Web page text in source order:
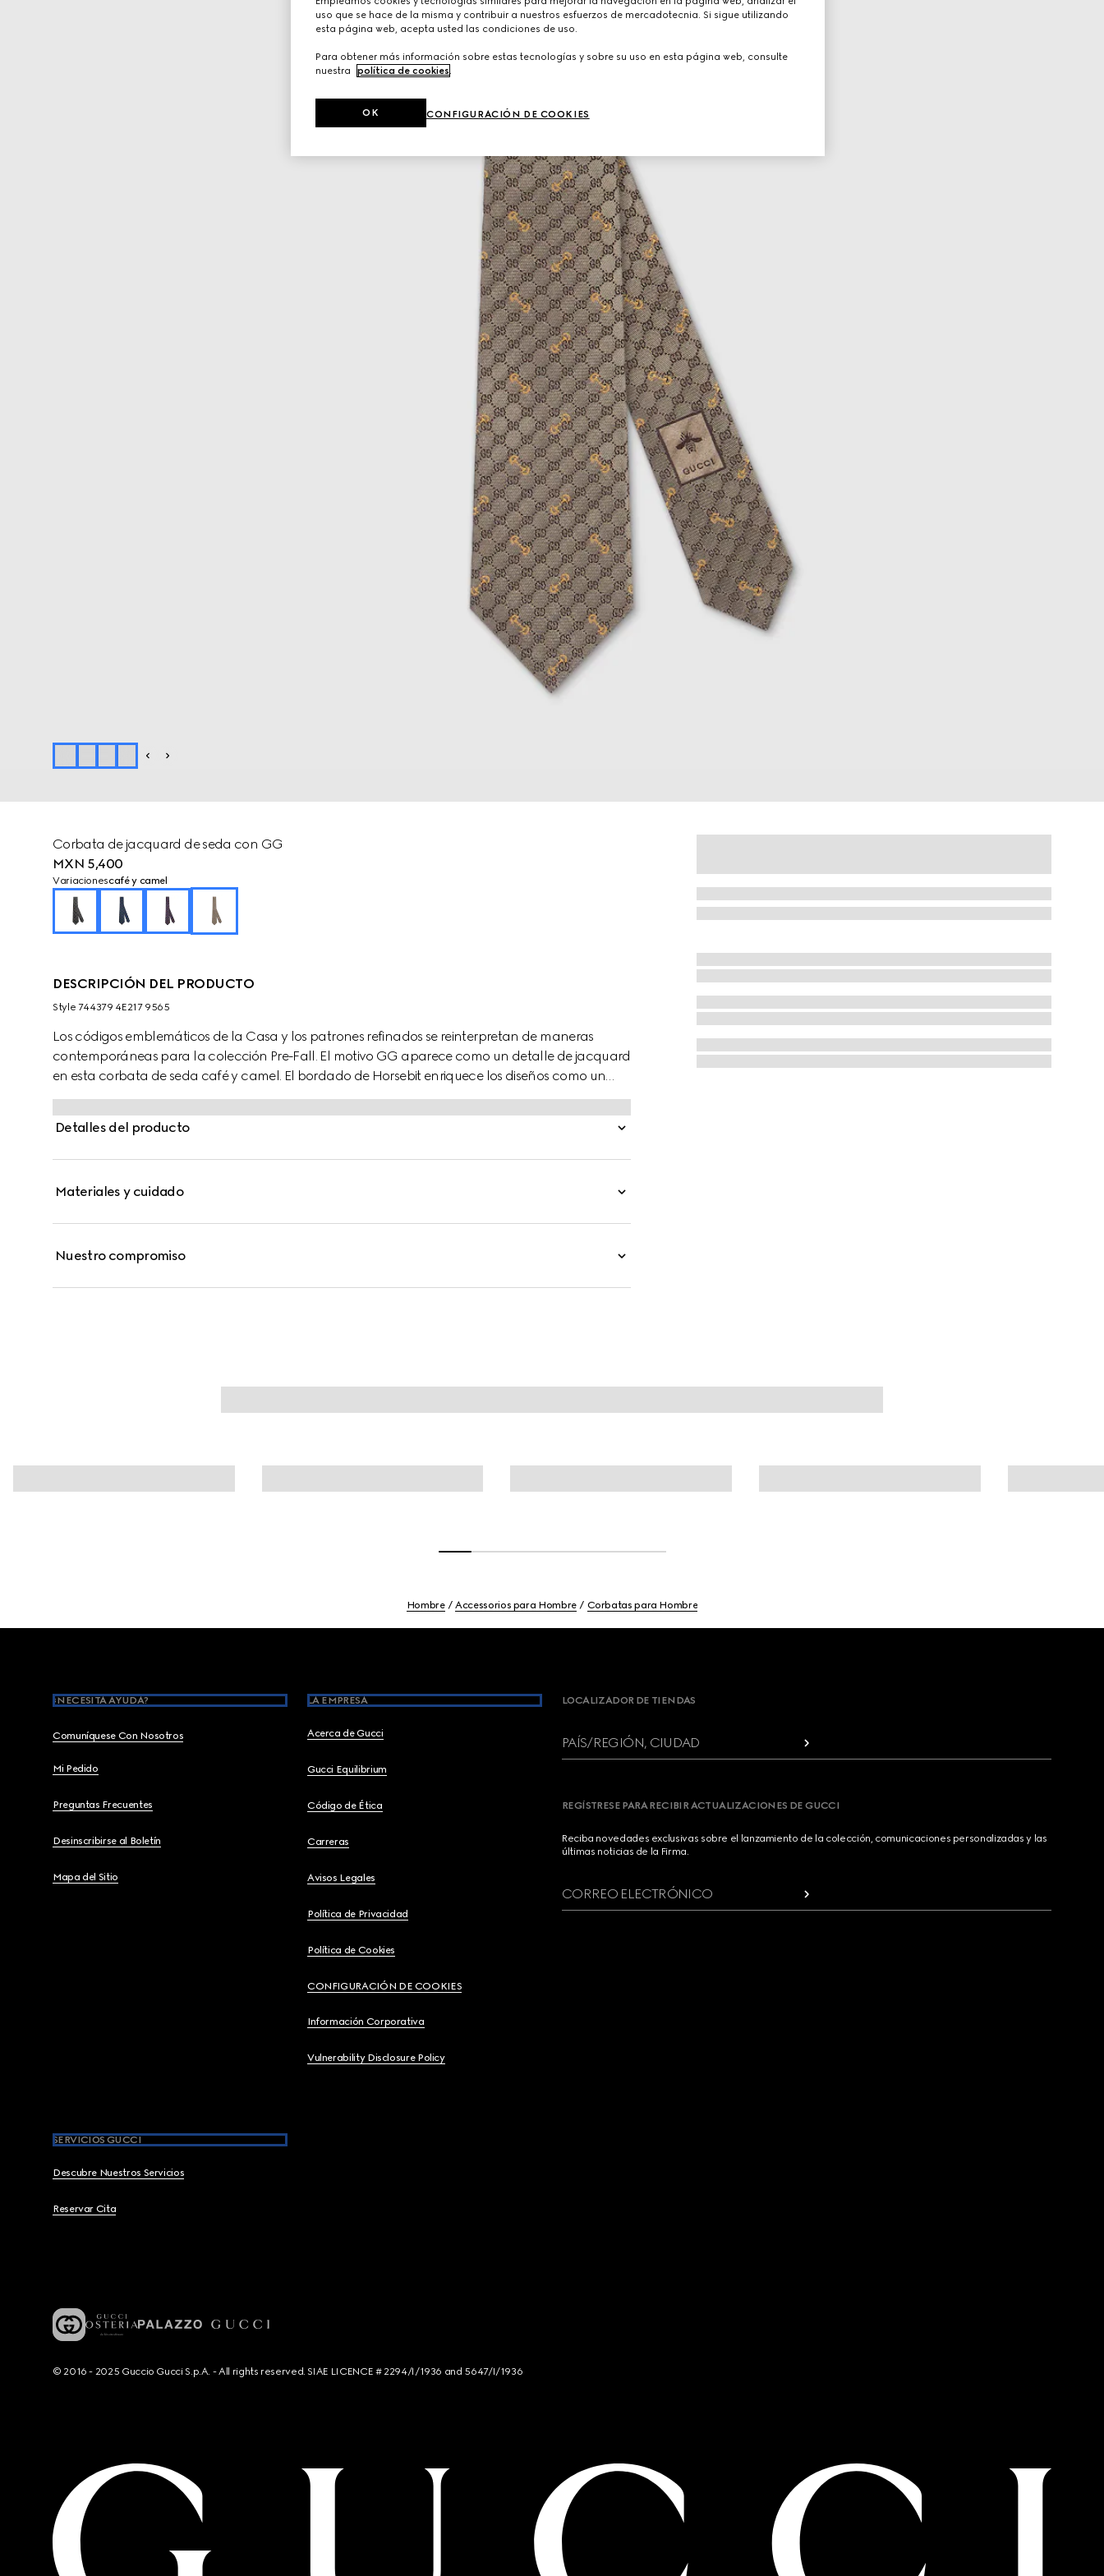
Corbata de jacquard de seda con GG
MXN 5,400
Variacionescafé y camel
DESCRIPCIÓN DEL PRODUCTO
Style ‎744379 4E217 9565
Los códigos emblemáticos de la Casa y los patrones refinados se reinterpretan de maneras
contemporáneas para la colección Pre-Fall. El motivo GG aparece como un detalle de jacquard
en esta corbata de seda café y camel. El bordado de Horsebit enriquece los diseños como un
detalle adicional del logotipo.
Detalles del producto
Materiales y cuidado
Nuestro compromiso
Hombre Accessorios para Hombre Corbatas para Hombre
¿NECESITA AYUDA?
Comuníquese Con Nosotros
Mi Pedido
Preguntas Frecuentes
Desinscribirse al Boletín
Mapa del Sitio
LA EMPRESA
Acerca de Gucci
Gucci Equilibrium
Código de Ética
Carreras
Avisos Legales
Política de Privacidad
Política de Cookies
CONFIGURACIÓN DE COOKIES
Información Corporativa
Vulnerability Disclosure Policy
SERVICIOS GUCCI
Descubre Nuestros Servicios
Reservar Cita
LOCALIZADOR DE TIENDAS
PAÍS/REGIÓN, CIUDAD
REGÍSTRESE PARA RECIBIR ACTUALIZACIONES DE GUCCI
Reciba novedades exclusivas sobre el lanzamiento de la colección, comunicaciones personalizadas y las
últimas noticias de la Firma.
CORREO ELECTRÓNICO
© 2016 - 2025 Guccio Gucci S.p.A. - All rights reserved. SIAE LICENCE # 2294/I/1936 and 5647/I/1936
uso que se hace de la misma y contribuir a nuestros esfuerzos de mercadotecnia. Si sigue utilizando
esta página web, acepta usted las condiciones de uso.
Para obtener más información sobre estas tecnologías y sobre su uso en esta página web, consulte
nuestra
política de cookies.
CONFIGURACIÓN DE COOKIES
OK